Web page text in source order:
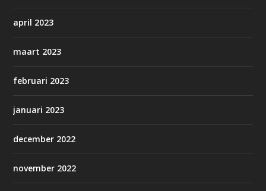
april 2023
maart 2023
februari 2023
januari 2023
december 2022
november 2022